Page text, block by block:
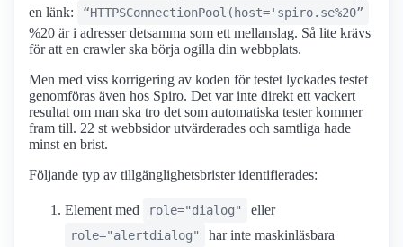
en länk:
“HTTPSConnectionPool(host='spiro.se%20”
%20 är i adresser detsamma som ett mellanslag. Så lite krävs
för att en crawler ska börja ogilla din webbplats.
Men med viss korrigering av koden för testet lyckades testet
genomföras även hos Spiro. Det var inte direkt ett vackert
resultat om man ska tro det som automatiska tester kommer
fram till. 22 st webbsidor utvärderades och samtliga hade
minst en brist.
Följande typ av tillgänglighetsbrister identifierades:
Element med role="dialog" eller
role="alertdialog"
har inte maskinläsbara